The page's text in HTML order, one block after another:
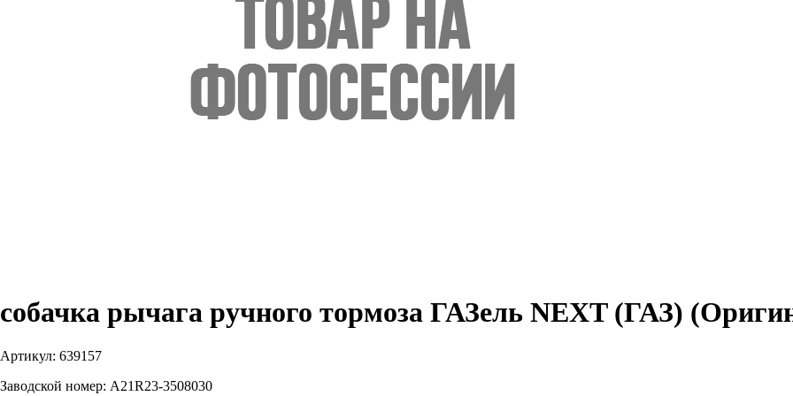
собачка рычага ручного тормоза ГАЗель NEXT (ГАЗ)
Артикул: 639157
Заводской номер: A21R23-3508030